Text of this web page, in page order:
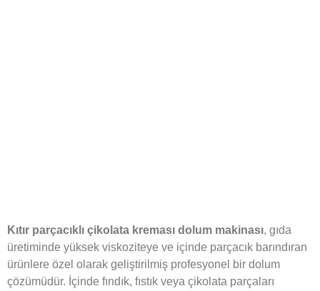
Kıtır parçacıklı çikolata kreması dolum makinası, gıda
üretiminde yüksek viskoziteye ve içinde parçacık barındıran
ürünlere özel olarak geliştirilmiş profesyonel bir dolum
çözümüdür. İçinde fındık, fıstık veya çikolata parçaları